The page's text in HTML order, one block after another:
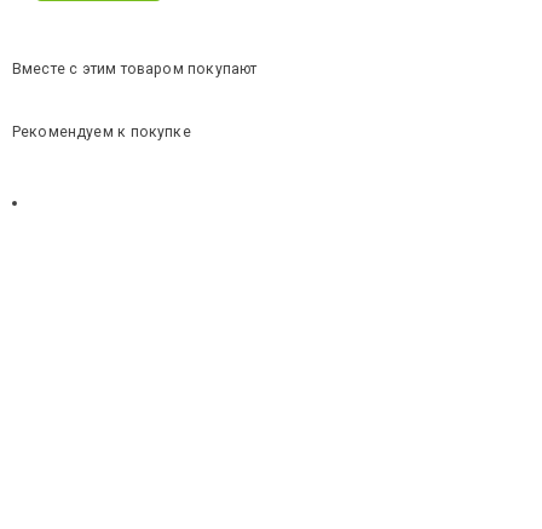
Вместе с этим товаром покупают
Рекомендуем к покупке